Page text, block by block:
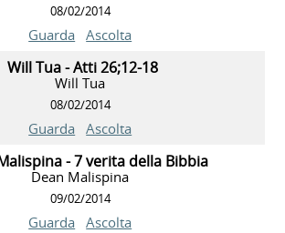
08/02/2014
Guarda Ascolta
Will Tua - Atti 26;12-18
Will Tua
08/02/2014
Guarda Ascolta
- 7 verita della Bibbia
Dean Malispina
09/02/2014
Guarda Ascolta